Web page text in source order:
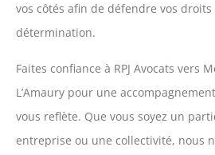
vos côtés afin de défendre vos droits
détermination.
Faites confiance à RPJ Avocats vers
L’Amaury pour une
vous reflète. Que vous soyez un
entreprise ou une collectivité, nous